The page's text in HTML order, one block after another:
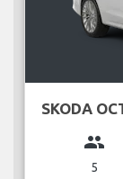
SKODA
group
5